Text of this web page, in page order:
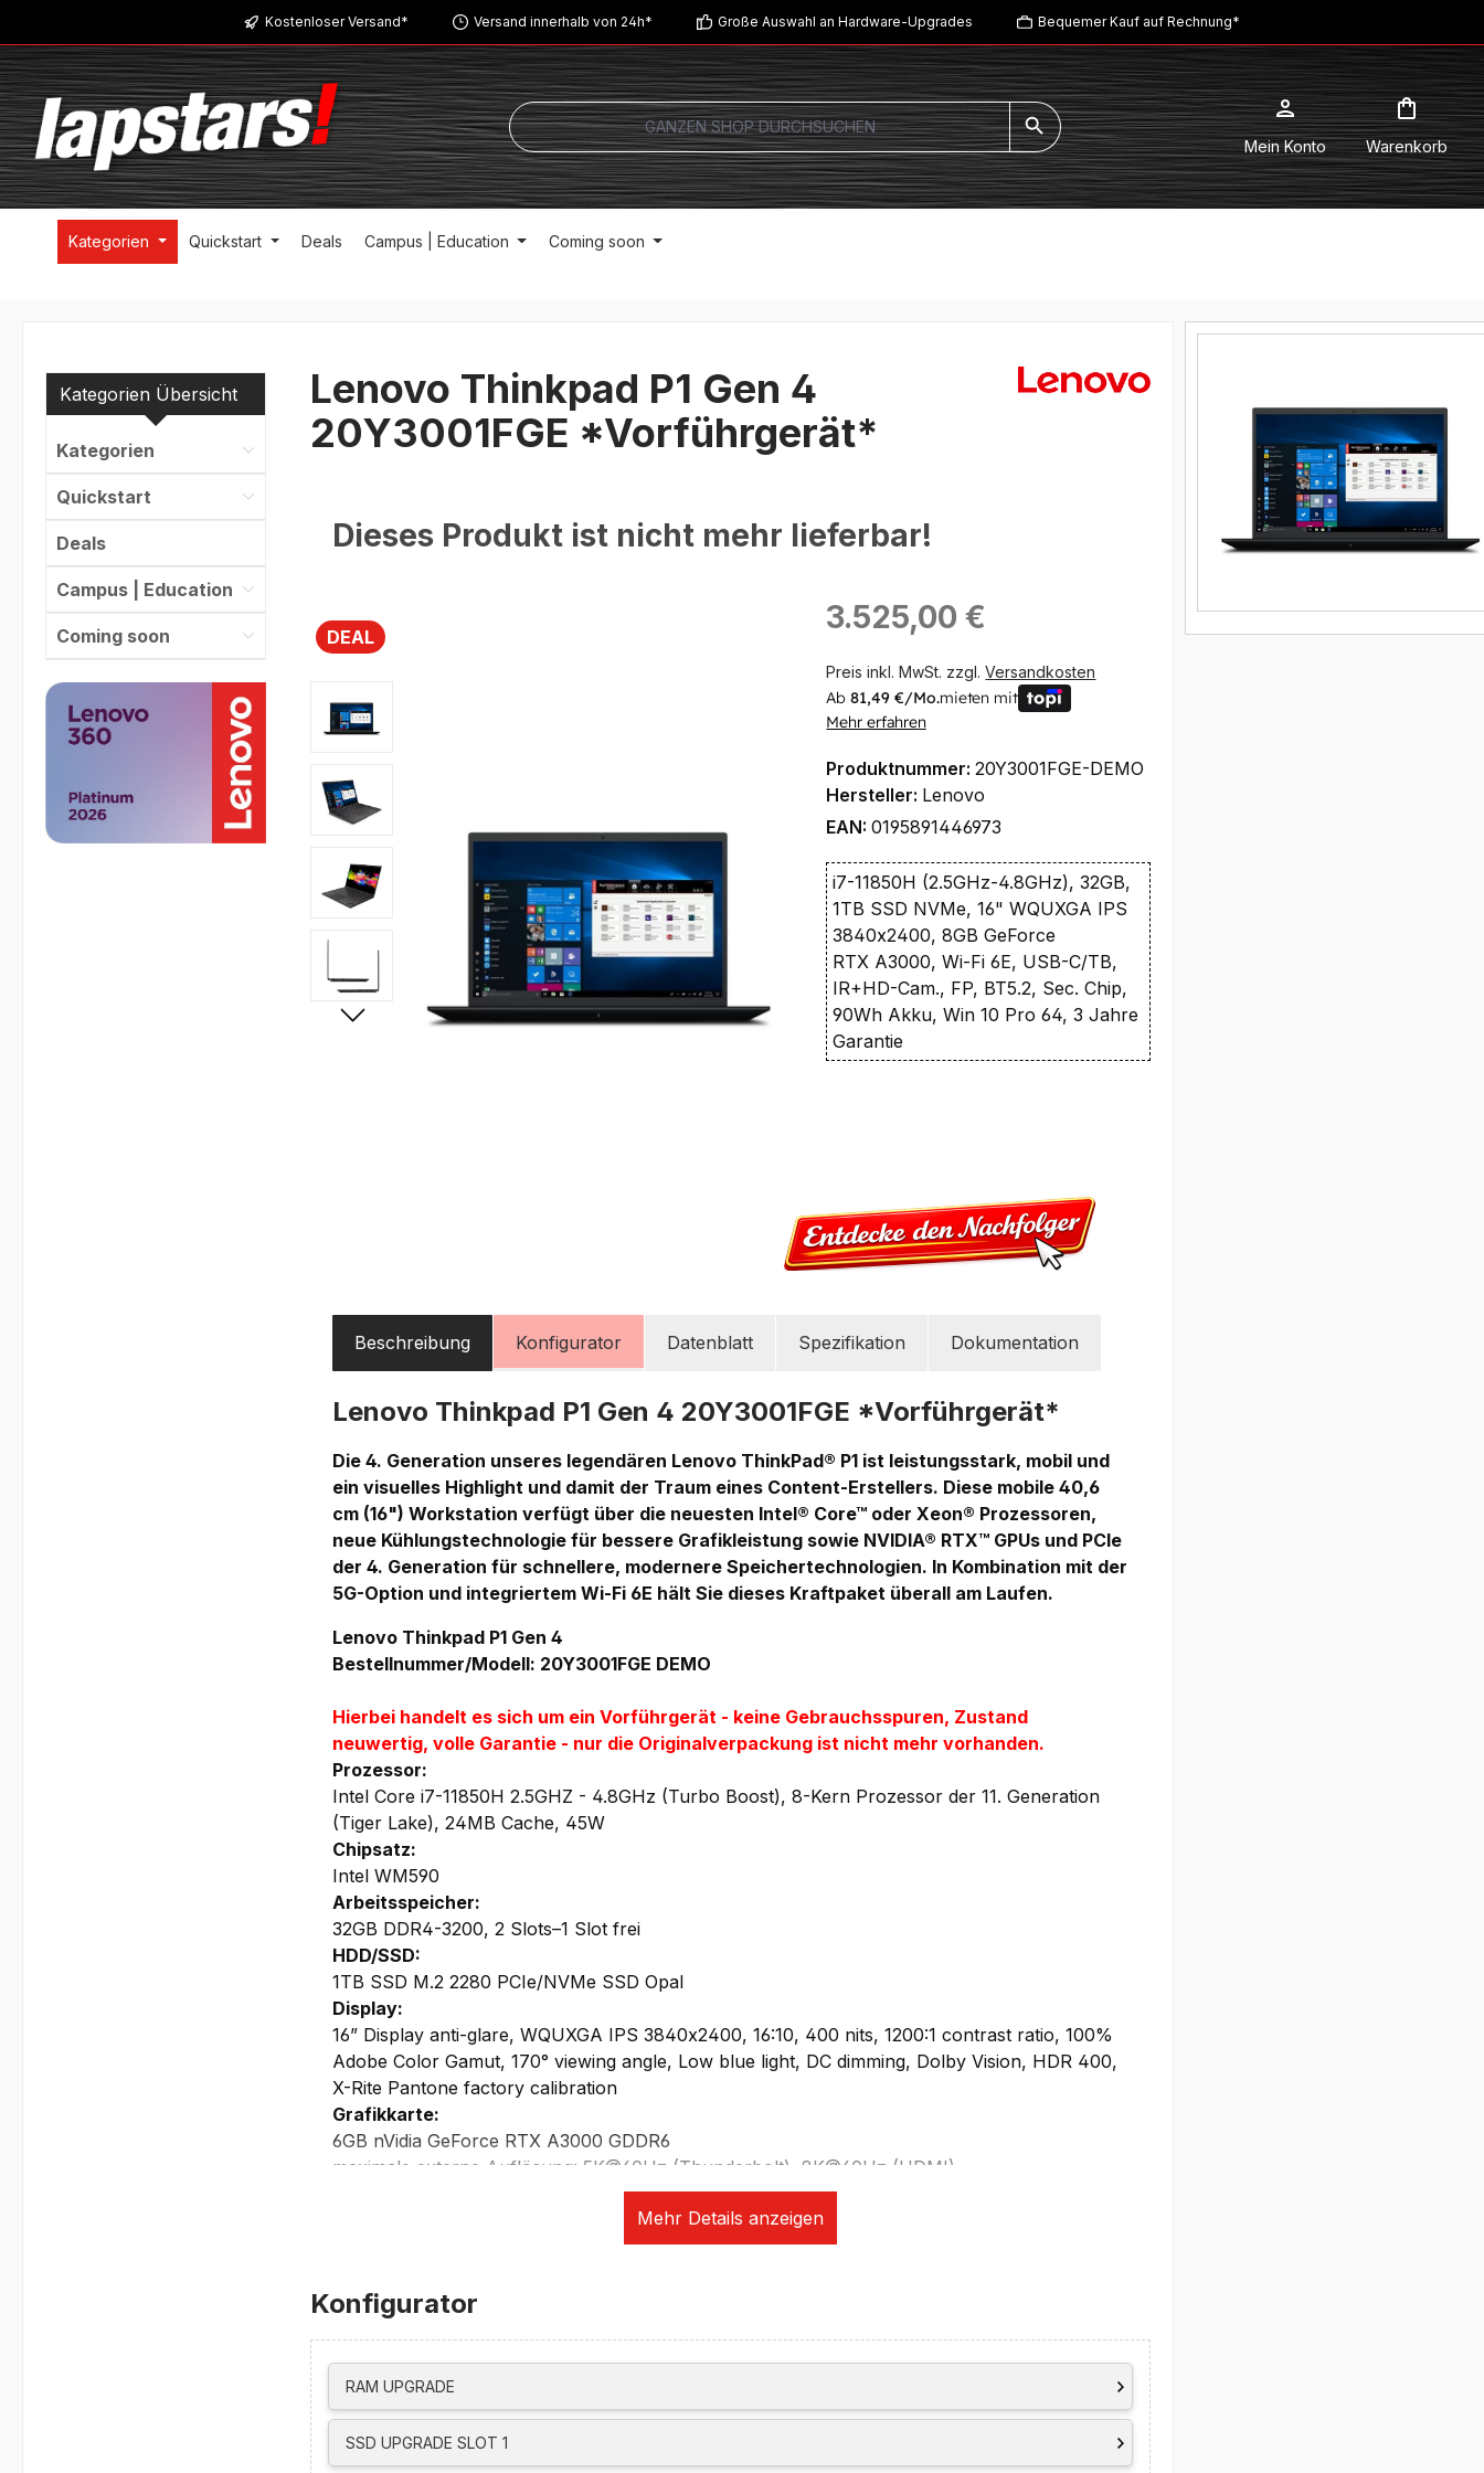
Zur Hauptnavigation springenKostenloser Versand* Versand innerhalb von 24h* Große Auswahl an Hardware-Upgrades Bequemer Kauf auf Rechnung*
Mein Konto Warenkorb
Kategorien Quickstart Deals Campus | Education Coming soon
Kategorien Übersicht
Kategorien
Quickstart
Deals
Campus | Education
Coming soon
Lenovo Thinkpad P1 Gen 4
20Y3001FGE *Vorführgerät*
Dieses Produkt ist nicht mehr lieferbar!
DEAL
Regulärer Preis:
3.525,00 €
Preis inkl. MwSt. zzgl.Versandkosten
Ab81,49 €/Mo.mieten mit
Mehr erfahren
Produktnummer:20Y3001FGE-DEMO
Hersteller: Lenovo
EAN:0195891446973
i7-11850H (2.5GHz-4.8GHz), 32GB,
1TB SSD NVMe, 16" WQUXGA IPS
3840x2400, 8GB GeForce
RTX A3000, Wi-Fi 6E, USB-C/TB,
IR+HD-Cam., FP, BT5.2, Sec. Chip,
90Wh Akku, Win 10 Pro 64, 3 Jahre
Garantie
Beschreibung Konfigurator Datenblatt Spezifikation Dokumentation
Lenovo Thinkpad P1 Gen 4 20Y3001FGE *Vorführgerät*
Die 4. Generation unseres legendären Lenovo ThinkPad® P1 ist leistungsstark, mobil und
ein visuelles Highlight und damit der Traum eines Content-Erstellers. Diese mobile 40,6
cm (16") Workstation verfügt über die neuesten Intel® Core™ oder Xeon® Prozessoren,
neue Kühlungstechnologie für bessere Grafikleistung sowie NVIDIA® RTX™ GPUs und PCIe
der 4. Generation für schnellere, modernere Speichertechnologien. In Kombination mit der
5G-Option und integriertem Wi-Fi 6E hält Sie dieses Kraftpaket überall am Laufen.
Lenovo Thinkpad P1 Gen 4
Bestellnummer/Modell: 20Y3001FGE DEMO
Hierbei handelt es sich um ein Vorführgerät - keine Gebrauchsspuren, Zustand
neuwertig, volle Garantie - nur die Originalverpackung ist nicht mehr vorhanden.
Prozessor:
Intel Core i7-11850H 2.5GHZ - 4.8GHz (Turbo Boost), 8-Kern Prozessor der 11. Generation
(Tiger Lake), 24MB Cache, 45W
Chipsatz:
Intel WM590
Arbeitsspeicher:
32GB DDR4-3200, 2 Slots–1 Slot frei
HDD/SSD:
1TB SSD M.2 2280 PCIe/NVMe SSD Opal
Display:
16” Display anti-glare, WQUXGA IPS 3840x2400, 16:10, 400 nits, 1200:1 contrast ratio, 100%
Adobe Color Gamut, 170° viewing angle, Low blue light, DC dimming, Dolby Vision, HDR 400,
X-Rite Pantone factory calibration
Grafikkarte:
6GB nVidia GeForce RTX A3000 GDDR6
maximale externe Auflösung: 5K@60Hz (Thunderbolt), 8K@60Hz (HDMI)
unterstützt bis zu vier unabhängige Displays (drei extern)
kein optisches Laufwerk (optional per USB)
integrierte IR- und HD1080p-Camera mit Privacy Shutter, fixed focus
Intel Wi-Fi 6E AX210, Wi-Fi 2x2 11ax WLAN
Ethernet Connection via USB-C Adapter (im Lieferumfang)
Schnittstellen/Steckplätze/Sicherheit:
Security Keyhole
Konfigurator
RAM UPGRADE
SSD UPGRADE SLOT 1